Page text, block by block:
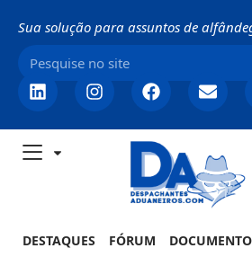
Sua solução para assuntos de
DESTAQUES FÓRUM